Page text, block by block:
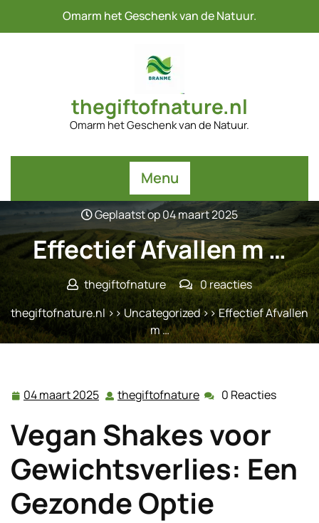
Omarm het Geschenk van de Natuur.
thegiftofnature.nl
Omarm het Geschenk van de Natuur.
Menu
Geplaatst op 04 maart 2025
Effectief Afvallen m …
thegiftofnature
0 reacties
thegiftofnature.nl >> Uncategorized>> Effectief Afvallen
m …
04 maart 2025 04
2025
thegiftofnature thegiftofnature
0 Reacties
Vegan Shakes voor
Gewichtsverlies: Een
Gezonde Optie